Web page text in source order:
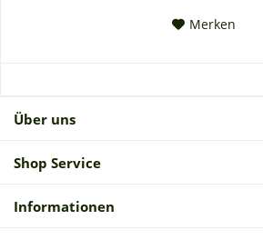
Merken
Über uns
Shop Service
Informationen